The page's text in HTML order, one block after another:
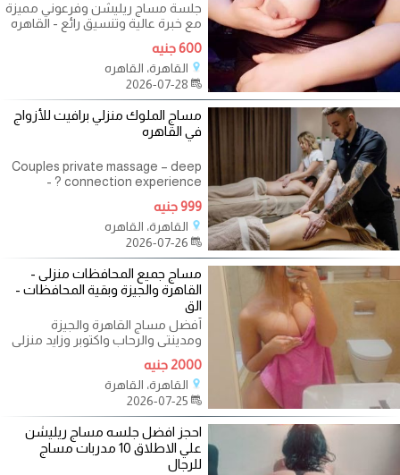
جلسة مساج ريليشن وفرعوني مميزة
مع خبرة عالية وتنسيق رائع - القاهره
هل تبحث عن تجربة فريدة ومميزة؟
600 جنيه
القاهرة، القاهره
مساج الملوك منزلي برافيت للأزواج
في القاهره
Couples private massage – deep
connection experience ? -
المهندسين الزمالك التجمع الرحاب
مش كل لحظة بتتكرر… وفي لحظات
999 جنيه
القاهرة، القاهره
مساج جميع المحافظات منزلى -
القاهرة والجيزة وبقية المحافظات -
الق
أفضل مساج القاهرة والجيزة
ومدينتى والرحاب واكتوبر وزايد منزلى
مدربات جميع الجنسيات متخصصين
فى
2000 جنيه
القاهرة، القاهرة
احجز افضل جلسه مساج ريليشن
علي الاطلاق 10 مدربات مساج
للرجال